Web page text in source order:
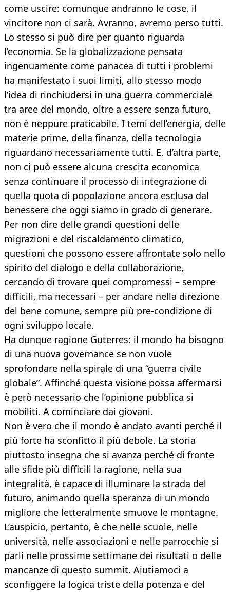
come uscire: comunque andranno le cose, il
vincitore non ci sarà. Avranno, avremo perso tutti.
Lo stesso si può dire per quanto riguarda
l’economia. Se la globalizzazione pensata
ingenuamente come panacea di tutti i problemi
ha manifestato i suoi limiti, allo stesso modo
l’idea di rinchiudersi in una guerra commerciale
tra aree del mondo, oltre a essere senza futuro,
non è neppure praticabile. I temi dell’energia, delle
materie prime, della finanza, della tecnologia
riguardano necessariamente tutti. E, d’altra parte,
non ci può essere alcuna crescita economica
senza continuare il processo di integrazione di
quella quota di popolazione ancora esclusa dal
benessere che oggi siamo in grado di generare.
Per non dire delle grandi questioni delle
migrazioni e del riscaldamento climatico,
questioni che possono essere affrontate solo nello
spirito del dialogo e della collaborazione,
cercando di trovare quei compromessi – sempre
difficili, ma necessari – per andare nella direzione
del bene comune, sempre più pre-condizione di
ogni sviluppo locale.
Ha dunque ragione Guterres: il mondo ha bisogno
di una nuova governance se non vuole
sprofondare nella spirale di una “guerra civile
globale”. Affinché questa visione possa affermarsi
è però necessario che l’opinione pubblica si
mobiliti. A cominciare dai giovani.
Non è vero che il mondo è andato avanti perché il
più forte ha sconfitto il più debole. La storia
piuttosto insegna che si avanza perché di fronte
alle sfide più difficili la ragione, nella sua
integralità, è capace di illuminare la strada del
futuro, animando quella speranza di un mondo
migliore che letteralmente smuove le montagne.
L’auspicio, pertanto, è che nelle scuole, nelle
università, nelle associazioni e nelle parrocchie si
parli nelle prossime settimane dei risultati o delle
mancanze di questo summit. Aiutiamoci a
sconfiggere la logica triste della potenza e del